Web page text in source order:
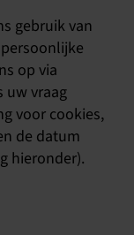
gebruik van
op via
uw vraag
voor cookies,
de datum
hieronder).